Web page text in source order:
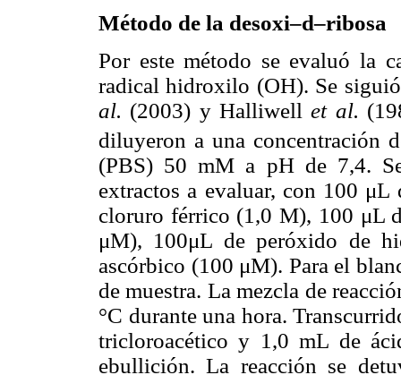
Método de la desoxi–d–ribosa
Por este método se evaluó la
radical hidroxilo (OH). Se
al. (2003) y Halliwellet al.
diluyeron a una concentración
(PBS) 50 mM a pH de 7,4.
extractos a evaluar, con 100
cloruro férrico (1,0 M), 100 μL
μM), 100μL de peróxido de
ascórbico (100 μM). Para el
de muestra. La mezcla de
°C durante una hora.
tricloroacético y 1,0 mL de
ebullición. La reacción se